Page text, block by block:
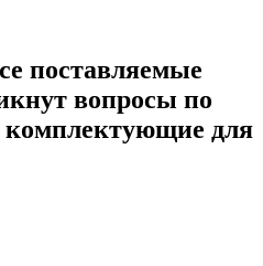
поставляемые
вопросы по
комплектующие для